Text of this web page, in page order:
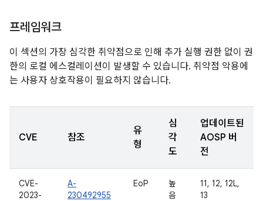
프레임워크
이 섹션의 가장 심각한 취약점으로 인해 추가 실행 권한 없이 권
한의 로컬 에스컬레이션이 발생할 수 있습니다. 취약점 악용에
는 사용자 상호작용이 필요하지 않습니다.
CVE 참조
유
형
심
각
도
업데이트된
AOSP 버
전
CVE-
2023-
A-
230492955
EoP
높
음
11, 12, 12L,
13